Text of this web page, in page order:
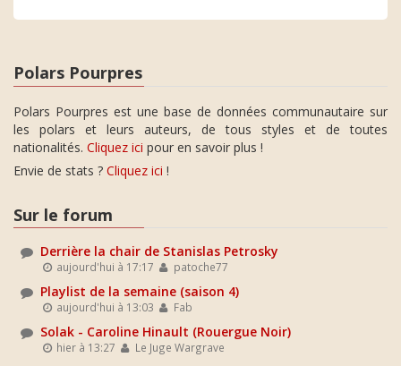
Polars Pourpres
Polars Pourpres est une base de données communautaire sur
les polars et leurs auteurs, de tous styles et de toutes
nationalités. Cliquez ici pour en savoir plus !
Envie de stats ? Cliquez ici !
Sur le forum
Derrière la chair de Stanislas Petrosky
aujourd'hui à 17:17 patoche77
Playlist de la semaine (saison 4)
aujourd'hui à 13:03 Fab
Solak - Caroline Hinault (Rouergue Noir)
hier à 13:27 Le Juge Wargrave